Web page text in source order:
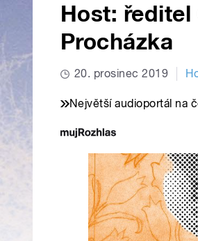
Host:
Procházka
20. prosinec 2019
Největší audioportál na